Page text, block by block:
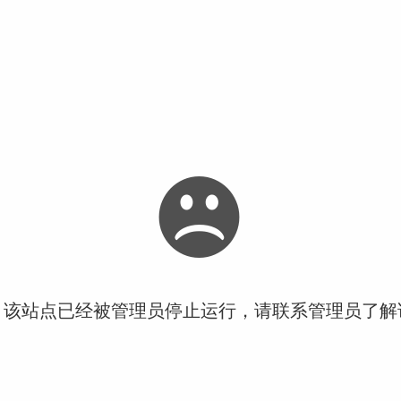
站点已经被管理员停止运行，请联系管理员了